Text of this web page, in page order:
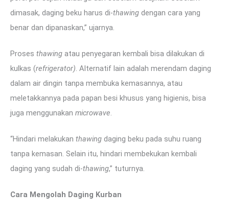
dimasak, daging beku harus di-thawing dengan cara yang
benar dan dipanaskan,” ujarnya.
Proses thawing atau penyegaran kembali bisa dilakukan di
kulkas (refrigerator). Alternatif lain adalah merendam daging
dalam air dingin tanpa membuka kemasannya, atau
meletakkannya pada papan besi khusus yang higienis, bisa
juga menggunakan microwave.
“Hindari melakukan thawing daging beku pada suhu ruang
tanpa kemasan. Selain itu, hindari membekukan kembali
daging yang sudah di-thawing,” tuturnya.
Cara Mengolah Daging Kurban